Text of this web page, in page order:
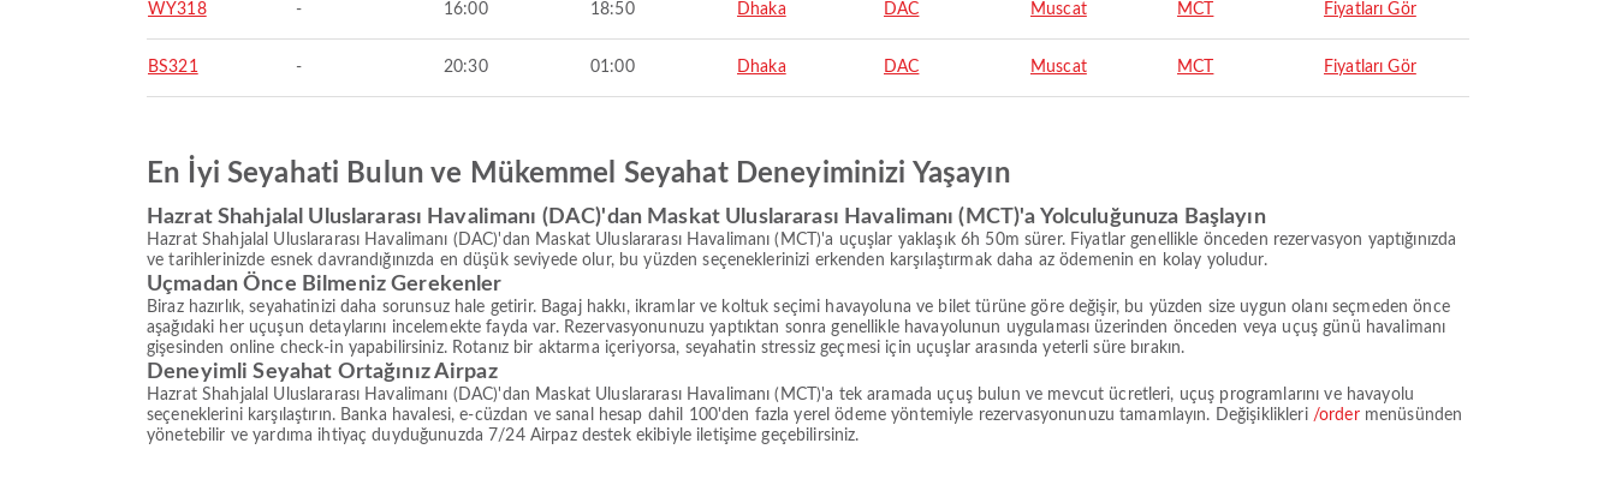
WY318 - 16:00 18:50 Dhaka DAC Muscat MCT Fiyatları Gör
BS321 - 20:30 01:00 Dhaka DAC Muscat MCT Fiyatları Gör
En İyi Seyahati Bulun ve Mükemmel Seyahat Deneyiminizi Yaşayın
Hazrat Shahjalal Uluslararası Havalimanı (DAC)'dan Maskat Uluslararası Havalimanı (MCT)'a Yolculuğunuza Başlayın
Hazrat Shahjalal Uluslararası Havalimanı (DAC)'dan Maskat Uluslararası Havalimanı (MCT)'a uçuşlar yaklaşık 6h 50m sürer. Fiyatlar genellikle önceden rezervasyon yaptığınızda
ve tarihlerinizde esnek davrandığınızda en düşük seviyede olur, bu yüzden seçeneklerinizi erkenden karşılaştırmak daha az ödemenin en kolay yoludur.
Uçmadan Önce Bilmeniz Gerekenler
Biraz hazırlık, seyahatinizi daha sorunsuz hale getirir. Bagaj hakkı, ikramlar ve koltuk seçimi havayoluna ve bilet türüne göre değişir, bu yüzden size uygun olanı seçmeden önce
aşağıdaki her uçuşun detaylarını incelemekte fayda var. Rezervasyonunuzu yaptıktan sonra genellikle havayolunun uygulaması üzerinden önceden veya uçuş günü havalimanı
gişesinden online check-in yapabilirsiniz. Rotanız bir aktarma içeriyorsa, seyahatin stressiz geçmesi için uçuşlar arasında yeterli süre bırakın.
Deneyimli Seyahat Ortağınız Airpaz
Hazrat Shahjalal Uluslararası Havalimanı (DAC)'dan Maskat Uluslararası Havalimanı (MCT)'a tek aramada uçuş bulun ve mevcut ücretleri, uçuş programlarını ve havayolu
seçeneklerini karşılaştırın. Banka havalesi, e-cüzdan ve sanal hesap dahil 100'den fazla yerel ödeme yöntemiyle rezervasyonunuzu tamamlayın. Değişiklikleri /ordermenüsünden
yönetebilir ve yardıma ihtiyaç duyduğunuzda 7/24 Airpaz destek ekibiyle iletişime geçebilirsiniz.